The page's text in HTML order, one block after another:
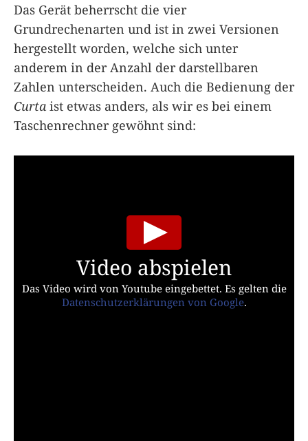
Das Gerät beherrscht die vier
Grundrechenarten und ist in zwei Versionen
hergestellt worden, welche sich unter
anderem in der Anzahl der darstellbaren
Zahlen unterscheiden. Auch die Bedienung der
Curta ist etwas anders, als wir es bei einem
Taschenrechner gewöhnt sind:
Video abspielen
Das Video wird von Youtube eingebettet. Es gelten die
Datenschutzerklärungen von Google.